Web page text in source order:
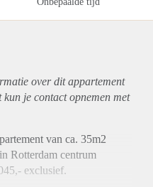
over ditappartement
je contact opnemen met
van ca. 35m2
Rotterdam centrum
exclusief.